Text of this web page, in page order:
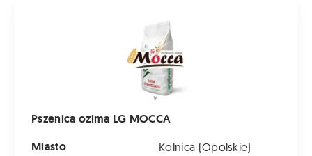
Pszenica ozima LG MOCCA
Miasto
Kolnica (Opolskie)